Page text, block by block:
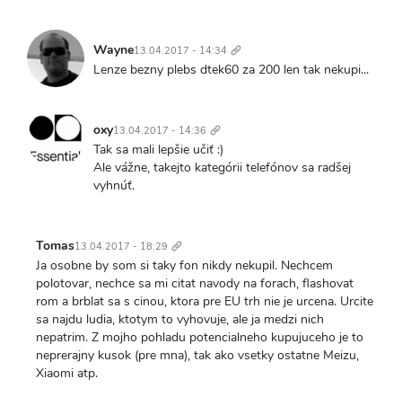
Wayne13.04.2017 - 14:34 odkaz
Lenze bezny plebs dtek60 za 200 len tak nekupi...
oxy13.04.2017 - 14:36 odkaz
Tak sa mali lepšie učiť :)
Ale vážne, takejto kategórii telefónov sa radšej
vyhnúť.
Tomas13.04.2017 - 18:29 odkaz
Ja osobne by som si taky fon nikdy nekupil. Nechcem
polotovar, nechce sa mi citat navody na forach, flashovat
rom a brblat sa s cinou, ktora pre EU trh nie je urcena. Urcite
sa najdu ludia, ktotym to vyhovuje, ale ja medzi nich
nepatrim. Z mojho pohladu potencialneho kupujuceho je to
neprerajny kusok (pre mna), tak ako vsetky ostatne Meizu,
Xiaomi atp.